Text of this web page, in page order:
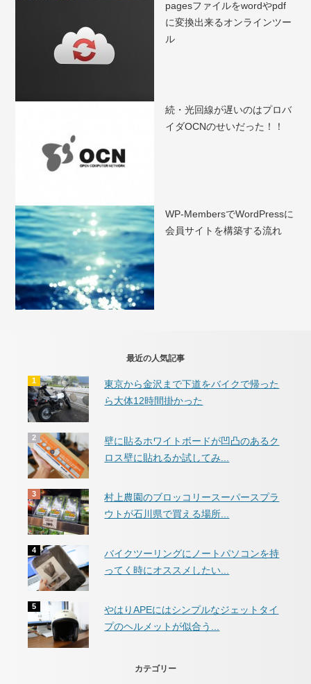
pagesファイルをwordやpdf
に変換出来るオンラインツー
ル
続・光回線が遅いのはプロバ
イダOCNのせいだった！！
WP-MembersでWordPressに
会員サイトを構築する流れ
最近の人気記事
東京から金沢まで下道をバイクで帰った
ら大体12時間掛かった
壁に貼るホワイトボードが凹凸のあるク
ロス壁に貼れるか試してみ...
村上農園のブロッコリースーパースプラ
ウトが石川県で買える場所...
バイクツーリングにノートパソコンを持
ってく時にオススメしたい...
やはりAPEにはシンプルなジェットタイ
プのヘルメットが似合う...
カテゴリー